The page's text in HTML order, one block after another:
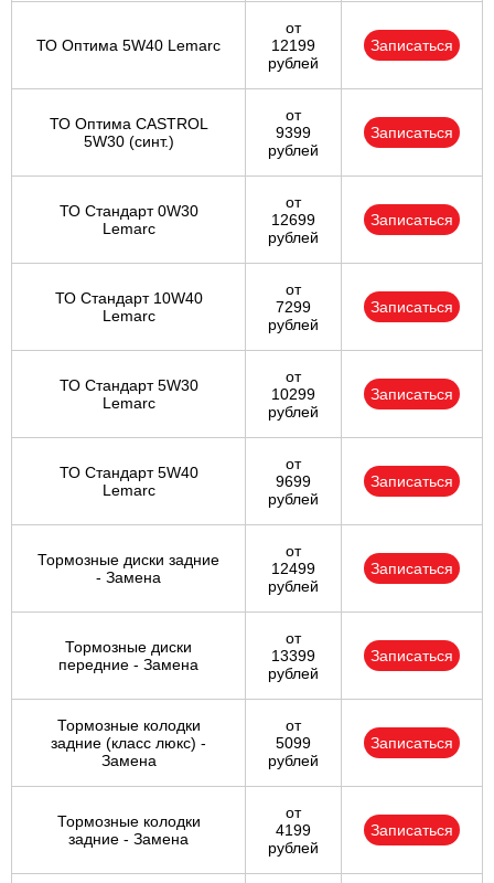
ТО Оптима 5W40 Lemarc
от
12199
рублей
Записаться
ТО Оптима CASTROL
5W30 (синт.)
от
9399
рублей
Записаться
ТО Стандарт 0W30
Lemarc
от
12699
рублей
Записаться
ТО Стандарт 10W40
Lemarc
от
7299
рублей
Записаться
ТО Стандарт 5W30
Lemarc
от
10299
рублей
Записаться
ТО Стандарт 5W40
Lemarc
от
9699
рублей
Записаться
Тормозные диски задние
- Замена
от
12499
рублей
Записаться
Тормозные диски
передние - Замена
от
13399
рублей
Записаться
Тормозные колодки
задние (класс люкс) -
Замена
от
5099
рублей
Записаться
Тормозные колодки
задние - Замена
от
4199
рублей
Записаться